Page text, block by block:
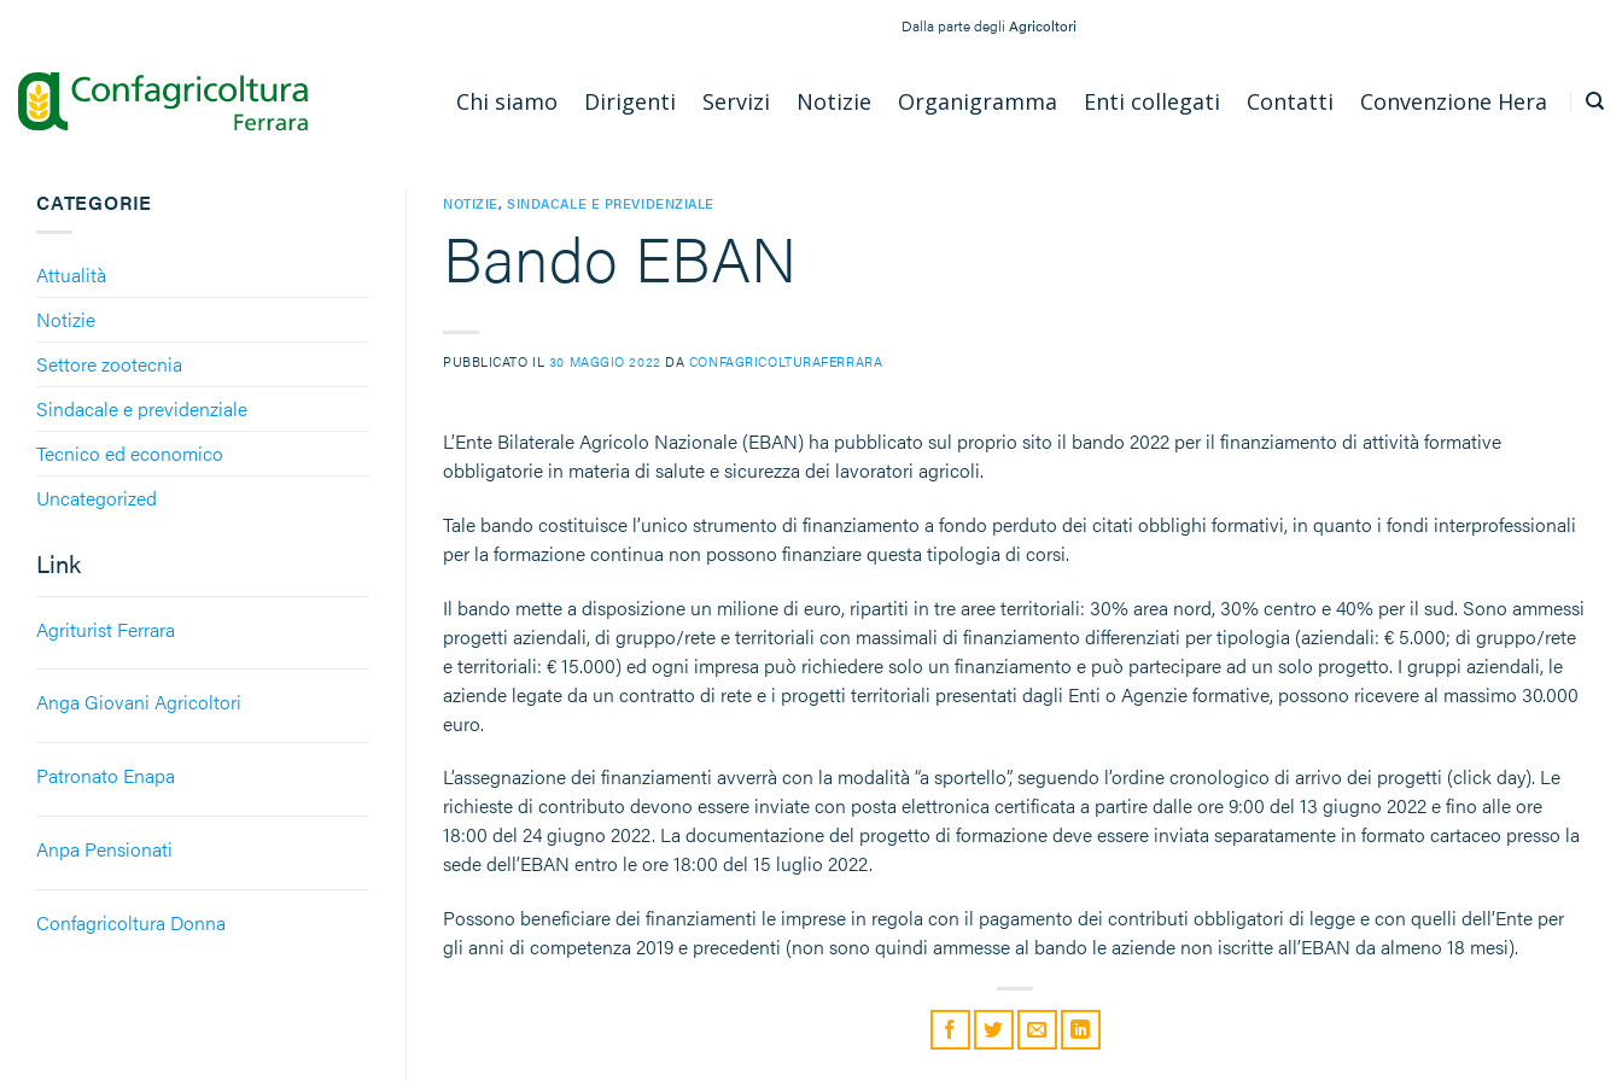
contenuti
Dalla parte degli Agricoltori
Chi siamo Dirigenti Servizi Notizie Organigramma Enti collegati Contatti Convenzione Hera
CATEGORIE
Attualità
Notizie
Settore zootecnia
Sindacale e previdenziale
Tecnico ed economico
Uncategorized
Link
Agriturist Ferrara
Anga Giovani Agricoltori
Patronato Enapa
Anpa Pensionati
Confagricoltura Donna
NOTIZIE,SINDACALE E PREVIDENZIALE
Bando EBAN
PUBBLICATO IL 30 MAGGIO 2022 DA CONFAGRICOLTURAFERRARA
L’Ente Bilaterale Agricolo Nazionale (EBAN) ha pubblicato sul proprio sito il bando 2022 per il finanziamento di attività formative
obbligatorie in materia di salute e sicurezza dei lavoratori agricoli.
Tale bando costituisce l’unico strumento di finanziamento a fondo perduto dei citati obblighi formativi, in quanto i fondi interprofessionali
per la formazione continua non possono finanziare questa tipologia di corsi.
Il bando mette a disposizione un milione di euro, ripartiti in tre aree territoriali: 30% area nord, 30% centro e 40% per il sud. Sono ammessi
progetti aziendali, di gruppo/rete e territoriali con massimali di finanziamento differenziati per tipologia (aziendali: € 5.000; di gruppo/rete
e territoriali: € 15.000) ed ogni impresa può richiedere solo un finanziamento e può partecipare ad un solo progetto. I gruppi aziendali, le
aziende legate da un contratto di rete e i progetti territoriali presentati dagli Enti o Agenzie formative, possono ricevere al massimo 30.000
euro.
L’assegnazione dei finanziamenti avverrà con la modalità “a sportello”, seguendo l’ordine cronologico di arrivo dei progetti (click day). Le
richieste di contributo devono essere inviate con posta elettronica certificata a partire dalle ore 9:00 del 13 giugno 2022 e fino alle ore
18:00 del 24 giugno 2022. La documentazione del progetto di formazione deve essere inviata separatamente in formato cartaceo presso la
sede dell’EBAN entro le ore 18:00 del 15 luglio 2022.
Possono beneficiare dei finanziamenti le imprese in regola con il pagamento dei contributi obbligatori di legge e con quelli dell’Ente per
gli anni di competenza 2019 e precedenti (non sono quindi ammesse al bando le aziende non iscritte all’EBAN da almeno 18 mesi).